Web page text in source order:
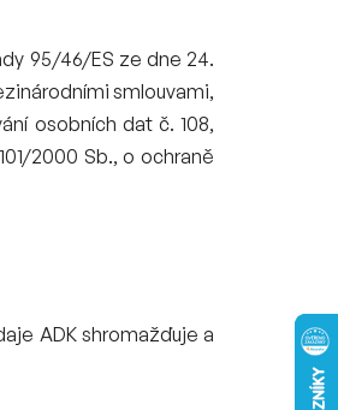
95/46/ES ze dne 24.
smlouvami,
osobních dat č. 108,
2000 Sb., o ochraně
ADK shromažďuje a